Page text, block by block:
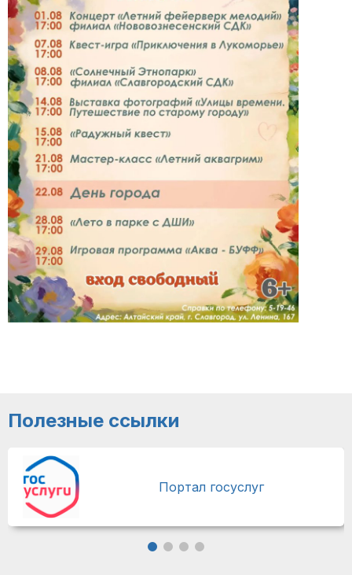
Полезные ссылки
Портал госуслуг